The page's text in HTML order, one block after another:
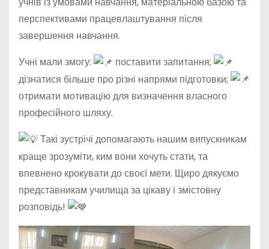
перспективами працевлаштування після
завершення навчання.
Учні мали змогу:
поставити запитання;
дізнатися більше про різні напрями підготовки;
отримати мотивацію для визначення власного
професійного шляху.
Такі зустрічі допомагають нашим випускникам
краще зрозуміти, ким вони хочуть стати, та
впевнено крокувати до своєї мети. Щиро дякуємо
представникам училища за цікаву і змістовну
розповідь!